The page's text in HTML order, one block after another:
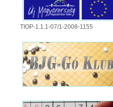
TIOP-1.1.1-07/1-2008-1155